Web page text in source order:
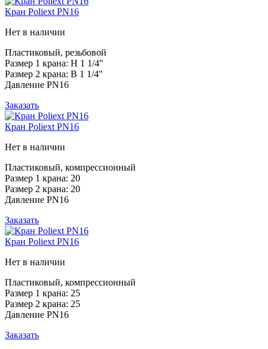
Кран Poliext PN16
Нет в наличии
Пластиковый, резьбовой
Размер 1 крана: Н 1 1/4"
Размер 2 крана: В 1 1/4"
Давление PN16
Заказать
Кран Poliext PN16
Нет в наличии
Пластиковый, компрессионный
Размер 1 крана: 20
Размер 2 крана: 20
Давление PN16
Заказать
Кран Poliext PN16
Нет в наличии
Пластиковый, компрессионный
Размер 1 крана: 25
Размер 2 крана: 25
Давление PN16
Заказать